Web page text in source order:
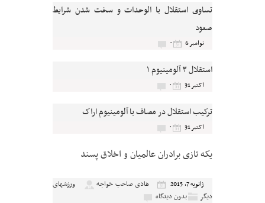
تساوی استقلال با الوحدات و سخت شدن شرایط
صعود
نوامبر 6 ۰
استقلال ۳ آلومینیوم ۱
اکتبر 31 ۰
ترکیب استقلال در مصاف با آلومینیوم اراک
اکتبر 31 ۰
یکه تازی برادران عالمیان و اخلاق پسند
ژانویه 7, 2015 هادی صاحب خواجه
ورزشهای
دیگر
بدون دیدگاه